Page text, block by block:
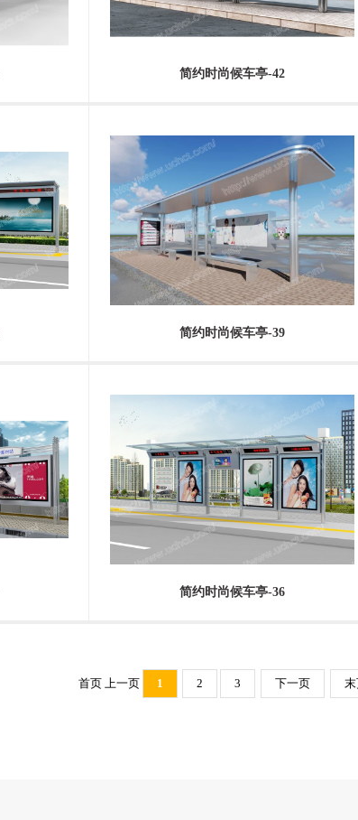
简约时尚候车亭-42
简约时尚候车亭-39
简约时尚候车亭-36
首页 上一页 1 2 3 下一页